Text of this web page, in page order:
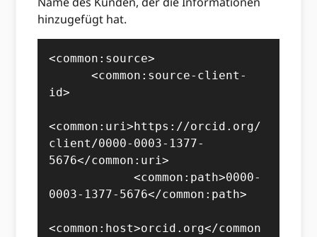
hinzugefügt hat.
<common:source>
      <common:source-client-
id>
<common:uri>https://orcid.org/
client/0000-0003-1377-
5676</common:uri>
            <common:path>0000-
0003-1377-5676</common:path>
<common:host>orcid.org</common